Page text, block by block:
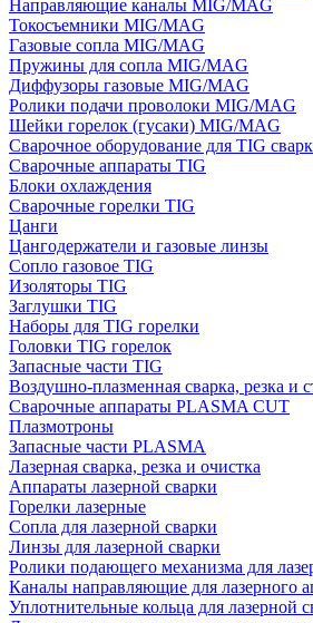
Направляющие каналы MIG/MAG
Токосъемники MIG/MAG
Газовые сопла MIG/MAG
Пружины для сопла MIG/MAG
Диффузоры газовые MIG/MAG
Ролики подачи проволоки MIG/MAG
Шейки горелок (гусаки) MIG/MAG
Сварочное оборудование для TIG
Сварочные аппараты TIG
Блоки охлаждения
Сварочные горелки TIG
Цанги
Цангодержатели и газовые линзы
Сопло газовое TIG
Изоляторы TIG
Заглушки TIG
Наборы для TIG горелки
Головки TIG горелок
Запасные части TIG
Воздушно-плазменная сварка, резка и
Сварочные аппараты PLASMA CUT
Плазмотроны
Запасные части PLASMA
Лазерная сварка, резка и очистка
Аппараты лазерной сварки
Горелки лазерные
Сопла для лазерной сварки
Линзы для лазерной сварки
Ролики подающего механизма для
Каналы направляющие для лазерного
Уплотнительные кольца для лазерной